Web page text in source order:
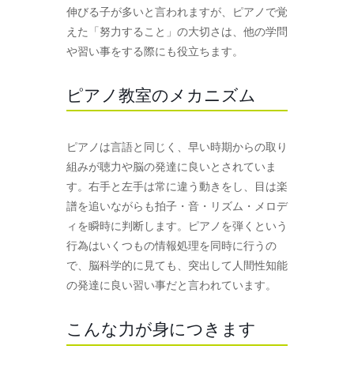
伸びる子が多いと言われますが、ピアノで覚
えた「努力すること」の大切さは、他の学問
や習い事をする際にも役立ちます。
ピアノ教室のメカニズム
ピアノは言語と同じく、早い時期からの取り
組みが聴力や脳の発達に良いとされていま
す。右手と左手は常に違う動きをし、目は楽
譜を追いながらも拍子・音・リズム・メロデ
ィを瞬時に判断します。ピアノを弾くという
行為はいくつもの情報処理を同時に行うの
で、脳科学的に見ても、突出して人間性知能
の発達に良い習い事だと言われています。
こんな力が身につきます